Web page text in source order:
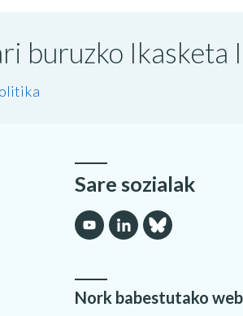
buruzko Ikasketa
Sare sozialak
Nork babestutako